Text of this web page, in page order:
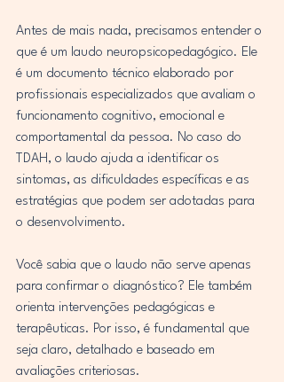
Antes de mais nada, precisamos entender o
que é um laudo neuropsicopedagógico. Ele
é um documento técnico elaborado por
profissionais especializados que avaliam o
funcionamento cognitivo, emocional e
comportamental da pessoa. No caso do
TDAH, o laudo ajuda a identificar os
sintomas, as dificuldades específicas e as
estratégias que podem ser adotadas para
o desenvolvimento.
Você sabia que o laudo não serve apenas
para confirmar o diagnóstico? Ele também
orienta intervenções pedagógicas e
terapêuticas. Por isso, é fundamental que
seja claro, detalhado e baseado em
avaliações criteriosas.